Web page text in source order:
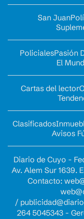
San Juan
PolicialesPasión
El
Cartas del lector
Clasificados
Avisos
Diario de Cuyo -
Av. Alem Sur 1639.
Contacto:
/
264 5045343 -